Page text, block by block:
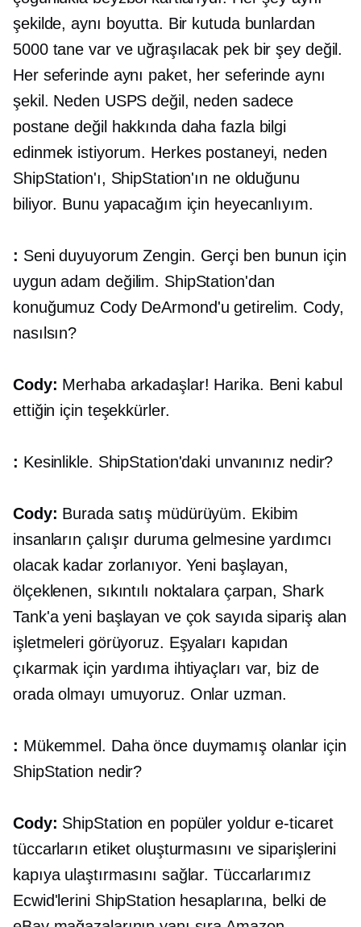
şekilde, aynı boyutta. Bir kutuda bunlardan
5000 tane var ve uğraşılacak pek bir şey değil.
Her seferinde aynı paket, her seferinde aynı
şekil. Neden USPS değil, neden sadece
postane değil hakkında daha fazla bilgi
edinmek istiyorum. Herkes postaneyi, neden
ShipStation'ı, ShipStation'ın ne olduğunu
biliyor. Bunu yapacağım için heyecanlıyım.
: Seni duyuyorum Zengin. Gerçi ben bunun için
uygun adam değilim. ShipStation'dan
konuğumuz Cody DeArmond'u getirelim. Cody,
nasılsın?
Cody: Merhaba arkadaşlar! Harika. Beni kabul
ettiğin için teşekkürler.
: Kesinlikle. ShipStation'daki unvanınız nedir?
Cody: Burada satış müdürüyüm. Ekibim
insanların çalışır duruma gelmesine yardımcı
olacak kadar zorlanıyor. Yeni başlayan,
ölçeklenen, sıkıntılı noktalara çarpan, Shark
Tank'a yeni başlayan ve çok sayıda sipariş alan
işletmeleri görüyoruz. Eşyaları kapıdan
çıkarmak için yardıma ihtiyaçları var, biz de
orada olmayı umuyoruz. Onlar uzman.
: Mükemmel. Daha önce duymamış olanlar için
ShipStation nedir?
Cody: ShipStation en popüler yoldure-ticaret
tüccarların etiket oluşturmasını ve siparişlerini
kapıya ulaştırmasını sağlar. Tüccarlarımız
Ecwid'lerini ShipStation hesaplarına, belki de